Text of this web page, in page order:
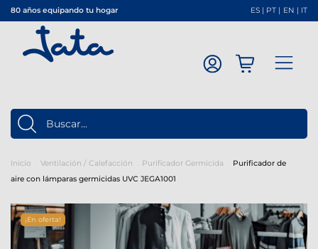
80 años equipando tu hogar ES | PT | EN | IT
Inicio Ventilación / Calefacción Purificador Germicida
Purificador de
aire con lámparas germicidas UVC JEGA1001
¡En oferta!